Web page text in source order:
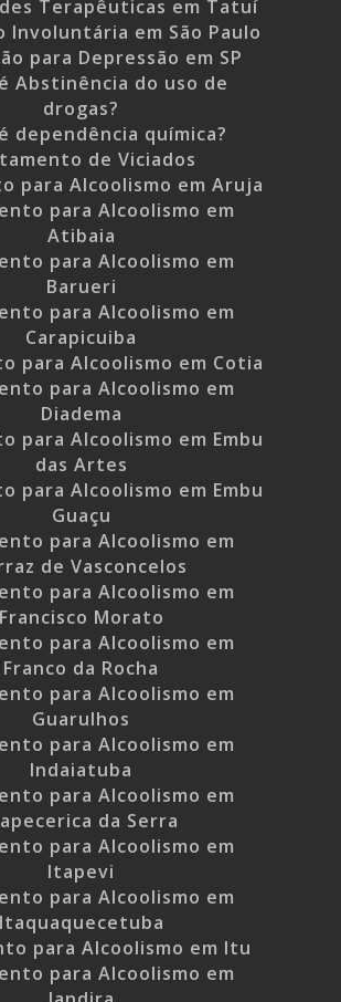
Terapêuticas em Tatuí
Involuntária em São Paulo
para Depressão em SP
Abstinência do uso de
drogas?
dependência química?
de Viciados
para Alcoolismo em Aruja
para Alcoolismo em
Atibaia
para Alcoolismo em
Barueri
para Alcoolismo em
Carapicuiba
para Alcoolismo em Cotia
para Alcoolismo em
Diadema
para Alcoolismo em Embu
das Artes
para Alcoolismo em Embu
Guaçu
para Alcoolismo em
de Vasconcelos
para Alcoolismo em
Francisco Morato
para Alcoolismo em
Franco da Rocha
para Alcoolismo em
Guarulhos
para Alcoolismo em
Indaiatuba
para Alcoolismo em
da Serra
para Alcoolismo em
Itapevi
para Alcoolismo em
Itaquaquecetuba
para Alcoolismo em Itu
para Alcoolismo em